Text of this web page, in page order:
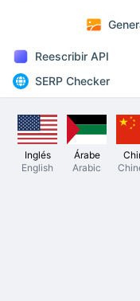
Reescribir API
SERP Checker
Inglés
English
Árabe
Arabic